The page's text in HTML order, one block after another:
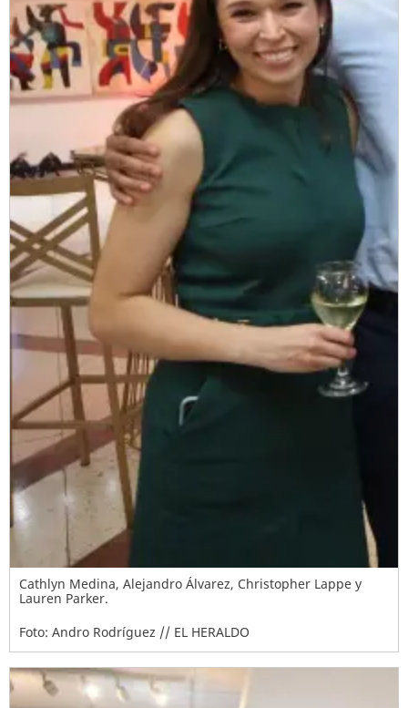
Cathlyn Medina, Alejandro Álvarez, Christopher Lappe y
Lauren Parker.
Foto: Andro Rodríguez // EL HERALDO